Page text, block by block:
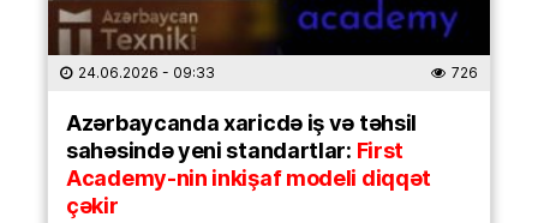
24.06.2026 - 09:33 726
Azərbaycanda xaricdə iş və təhsil
sahəsində yeni standartlar: First
Academy-nin inkişaf modeli diqqət
çəkir